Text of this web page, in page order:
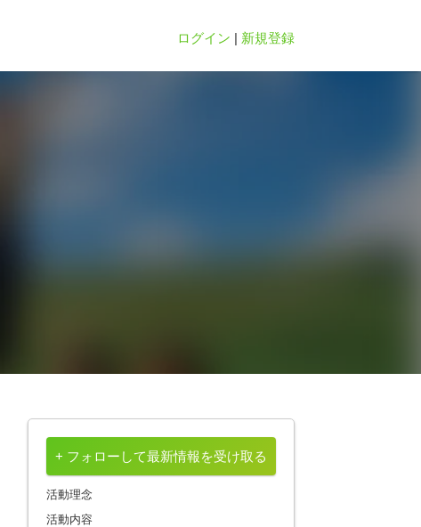
ログイン | 新規登録
+ フォローして最新情報を受け取る
活動理念
活動内容